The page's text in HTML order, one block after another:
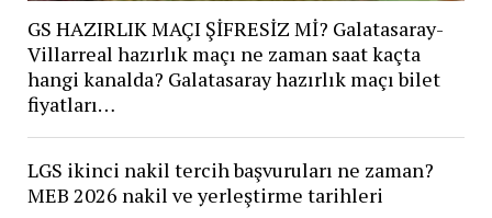
GS HAZIRLIK MAÇI ŞİFRESİZ Mİ? Galatasaray-
Villarreal hazırlık maçı ne zaman saat kaçta
hangi kanalda? Galatasaray hazırlık maçı bilet
fiyatları…
LGS ikinci nakil tercih başvuruları ne zaman?
MEB 2026 nakil ve yerleştirme tarihleri